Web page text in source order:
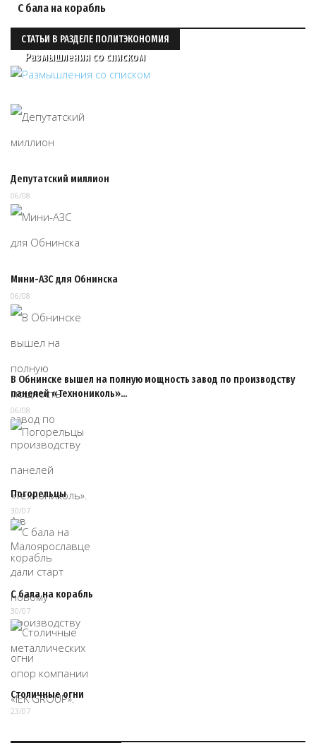
С бала на корабль
СТАТЬИ В РАЗДЕЛЕ ПОЛИТЭКОНОМИЯ
Размышления со списком
Депутатский миллион
06/08
Мини-АЗС для Обнинска
06/08
В Обнинске вышел на полную мощность завод по производству
панелей «Технониколь»…
06/08
Погорельцы
30/07
С бала на корабль
30/07
Столичные огни
23/07